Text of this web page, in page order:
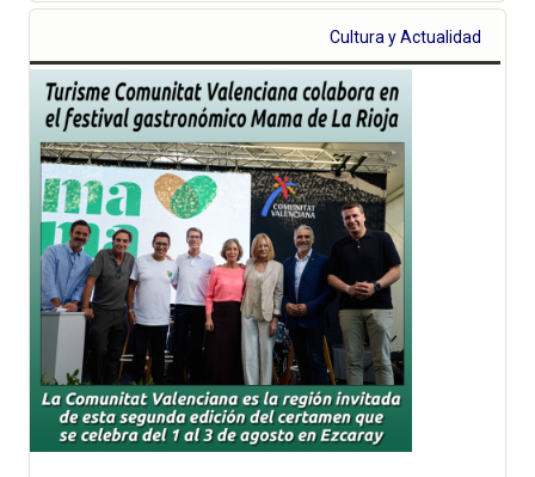
Cultura y Actualidad